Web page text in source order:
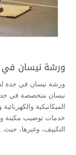
ورشة نيسان
ورشة نيسان في جدة
نيسان متخصصة في
الميكانيكية
خدمات توضيب مكينة
التكييف، وغيرها، حيث...